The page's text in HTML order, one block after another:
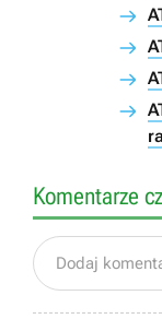
Komentarze
Dodaj